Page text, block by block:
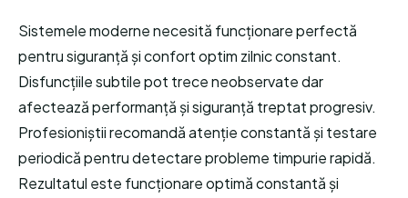
Sistemele moderne necesită funcționare perfectă
pentru siguranță și confort optim zilnic constant.
Disfuncțiile subtile pot trece neobservate dar
afectează performanță și siguranță treptat progresiv.
Profesioniștii recomandă atenție constantă și testare
periodică pentru detectare probleme timpurie rapidă.
Rezultatul este funcționare optimă constantă și